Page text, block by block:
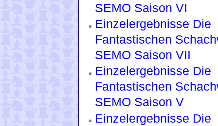
SEMO Saison VI
Einzelergebnisse Die
Fantastischen
SEMO Saison VII
Einzelergebnisse Die
Fantastischen
SEMO Saison V
Einzelergebnisse Die